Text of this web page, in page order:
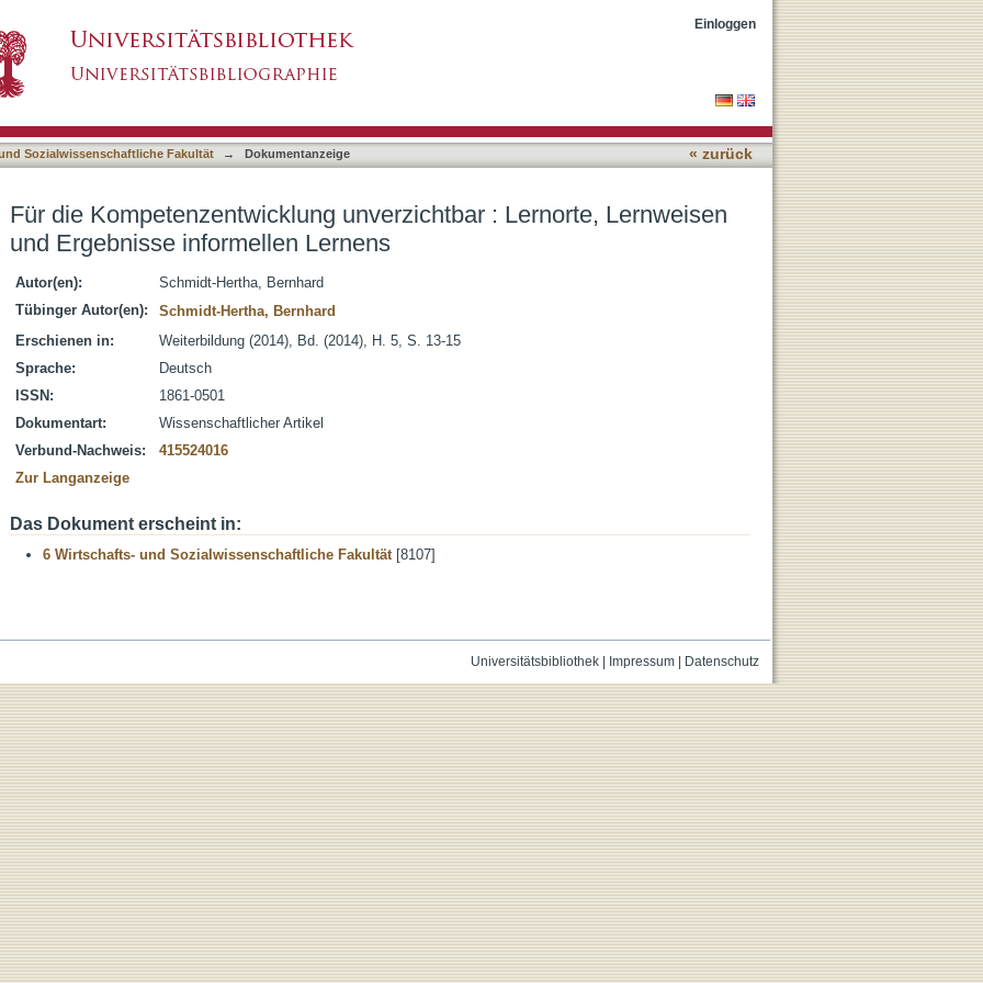
unverzichtbar : Lernorte, Lernweisen und Ergebnisse informellen
Einloggen
Sozialwissenschaftliche Fakultät → Dokumentanzeige « zurück
Für die Kompetenzentwicklung unverzichtbar : Lernorte, Lernweisen
und Ergebnisse informellen Lernens
Autor(en):
Schmidt-Hertha, Bernhard
Tübinger Autor(en):
Schmidt-Hertha, Bernhard
Erschienen in:
Weiterbildung (2014), Bd. (2014), H. 5, S. 13-15
Sprache:
Deutsch
ISSN:
1861-0501
Dokumentart:
Wissenschaftlicher Artikel
Verbund-Nachweis:
415524016
Zur Langanzeige
Das Dokument erscheint in:
6 Wirtschafts- und Sozialwissenschaftliche Fakultät[8107]
Universitätsbibliothek| Impressum| Datenschutz